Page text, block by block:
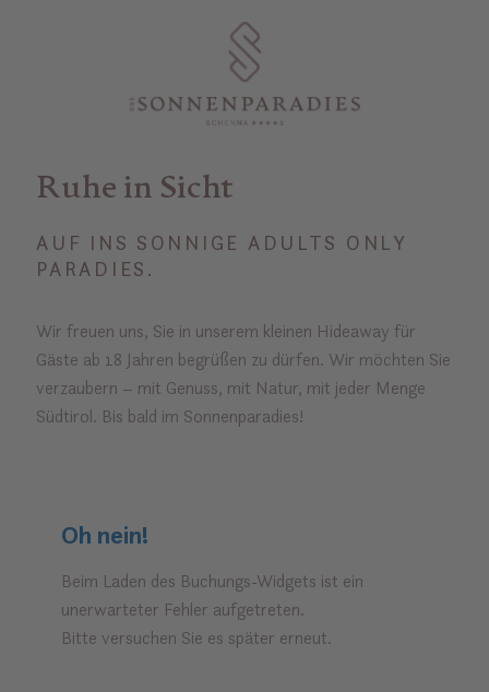
Ruhe in Sicht
AUF INS SONNIGE ADULTS ONLY
PARADIES.
Wir freuen uns, Sie in unserem kleinen Hideaway für
Gäste ab 18 Jahren begrüßen zu dürfen. Wir möchten Sie
verzaubern – mit Genuss, mit Natur, mit jeder Menge
Südtirol. Bis bald im Sonnenparadies!
Oh nein!
Beim Laden des Buchungs-Widgets ist ein
unerwarteter Fehler aufgetreten.
Bitte versuchen Sie es später erneut.